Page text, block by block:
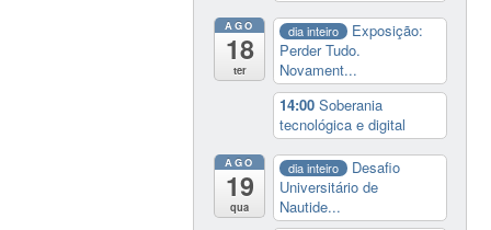
AGO
18
ter
dia inteiro
Exposição:
Perder Tudo.
Novament...
14:00Soberania
tecnológica e digital
AGO
19
qua
dia inteiro
Desafio
Universitário de
Nautide...